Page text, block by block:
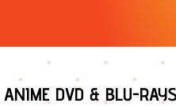
ANIME DVD & BLU-